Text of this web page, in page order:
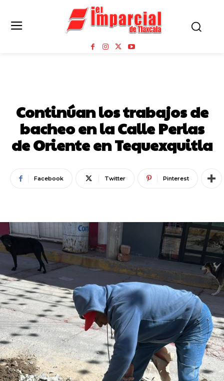
Continúan los trabajos de
bacheo en la Calle Perlas
de Oriente en Tequexquitla
Facebook Twitter Pinterest